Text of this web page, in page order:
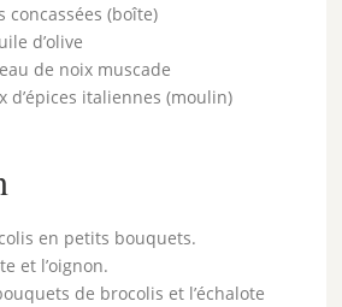
concassées (boîte)
d’olive
de noix muscade
d’épices italiennes (moulin)
en petits bouquets.
et l’oignon.
de brocolis et l’échalote